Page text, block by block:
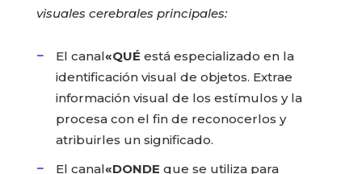
visuales cerebrales principales:
El canal«QUÉ está especializado en la
identificación visual de objetos. Extrae
información visual de los estímulos y la
procesa con el fin de reconocerlos y
atribuirles un significado.
El canal«DONDE que se utiliza para